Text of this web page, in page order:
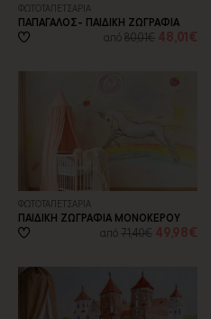
ΦΩΤΟΤΑΠΕΤΣΑΡΙA
ΠΑΠΑΓΑΛΟΣ- ΠΑΙΔΙΚΗ ΖΩΓΡΑΦΙΑ
από80,01€ 48,01€
ΦΩΤΟΤΑΠΕΤΣΑΡΙA
ΠΑΙΔΙΚΗ ΖΩΓΡΑΦΙΑ ΜΟΝΟΚΕΡΟΥ
από71,40€ 49,98€